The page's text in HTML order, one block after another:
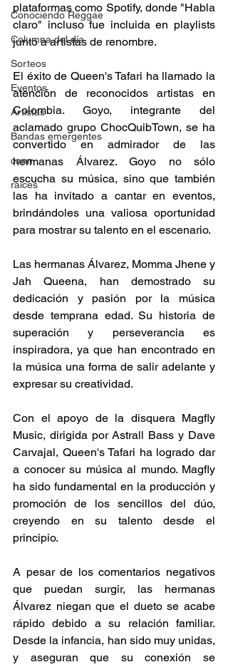
Conociendo Reggae
Columna del día
Sorteos
Eventos
Artistas
Bandas emergentes
cann
raices
plataformas como Spotify, donde "Habla
claro" incluso fue incluida en playlists
junto a artistas de renombre.
El éxito de Queen's Tafari ha llamado la
atención de reconocidos artistas en
Colombia. Goyo, integrante del
aclamado grupo ChocQuibTown, se ha
convertido en admirador de las
hermanas Álvarez. Goyo no sólo
escucha su música, sino que también
las ha invitado a cantar en eventos,
brindándoles una valiosa oportunidad
Las hermanas Álvarez, Momma Jhene y
Jah Queena, han demostrado su
dedicación y pasión por la música
desde temprana edad. Su historia de
superación y perseverancia es
inspiradora, ya que han encontrado en
la música una forma de salir adelante y
expresar su creatividad.
Con el apoyo de la disquera Magfly
Music, dirigida por Astrall Bass y Dave
Carvajal, Queen's Tafari ha logrado dar
a conocer su música al mundo. Magfly
ha sido fundamental en la producción y
promoción de los sencillos del dúo,
creyendo en su talento desde el
principio.
A pesar de los comentarios negativos
que puedan surgir, las hermanas
Álvarez niegan que el dueto se acabe
rápido debido a su relación familiar.
Desde la infancia, han sido muy unidas,
y aseguran que su conexión se